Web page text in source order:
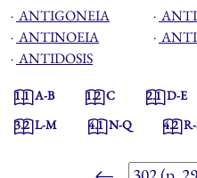
⋅ ANTIGONEIA ⋅
⋅ ANTINOEIA ⋅
⋅ ANTIDOSIS
1.1A-B 1.2C 2.1D-E
3.2L-M 4.1N-Q 4.2R-